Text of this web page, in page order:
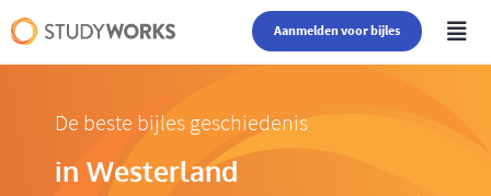
Aanmelden voor bijles
De beste bijles geschiedenis
in Westerland